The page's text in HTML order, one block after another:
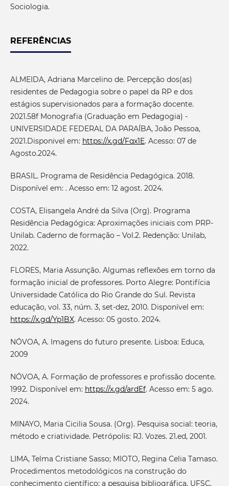
Sociologia.
REFERÊNCIAS
ALMEIDA, Adriana Marcelino de. Percepção dos(as)
residentes de Pedagogia sobre o papel da RP e dos
estágios supervisionados para a formação docente.
2021.58f Monografia (Graduação em Pedagogia) -
UNIVERSIDADE FEDERAL DA PARAÍBA, João Pessoa,
2021.Disponivel em: https://x.gd/Fqx1E. Acesso: 07 de
Agosto.2024.
BRASIL. Programa de Residência Pedagógica. 2018.
Disponível em: . Acesso em: 12 agost. 2024.
COSTA, Elisangela André da Silva (Org). Programa
Residência Pedagógica: Aproximações iniciais com PRP-
Unilab. Caderno de formação – Vol.2. Redenção: Unilab,
2022.
FLORES, Maria Assunção. Algumas reflexões em torno da
formação inicial de professores. Porto Alegre: Pontifícia
Universidade Católica do Rio Grande do Sul. Revista
educação, vol. 33, núm. 3, set-dez, 2010. Disponível em:
https://x.gd/Yp1BX. Acesso: 05 gosto. 2024.
NÓVOA, A. Imagens do futuro presente. Lisboa: Educa,
2009
NÓVOA, A. Formação de professores e profissão docente.
1992. Disponível em: https://x.gd/ardEf. Acesso em: 5 ago.
2024.
MINAYO, Maria Cicilia Sousa. (Org). Pesquisa social: teoria,
método e criatividade. Petrópolis: RJ. Vozes. 21.ed, 2001.
LIMA, Telma Cristiane Sasso; MIOTO, Regina Celia Tamaso.
Procedimentos metodológicos na construção do
conhecimento científico: a pesquisa bibliográfica. UFSC,